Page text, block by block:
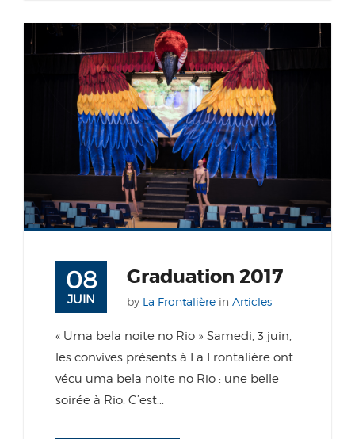
08
JUIN
Graduation 2017
by La Frontalière in Articles
« Uma bela noite no Rio » Samedi, 3 juin,
les convives présents à La Frontalière ont
vécu uma bela noite no Rio : une belle
soirée à Rio. C’est...